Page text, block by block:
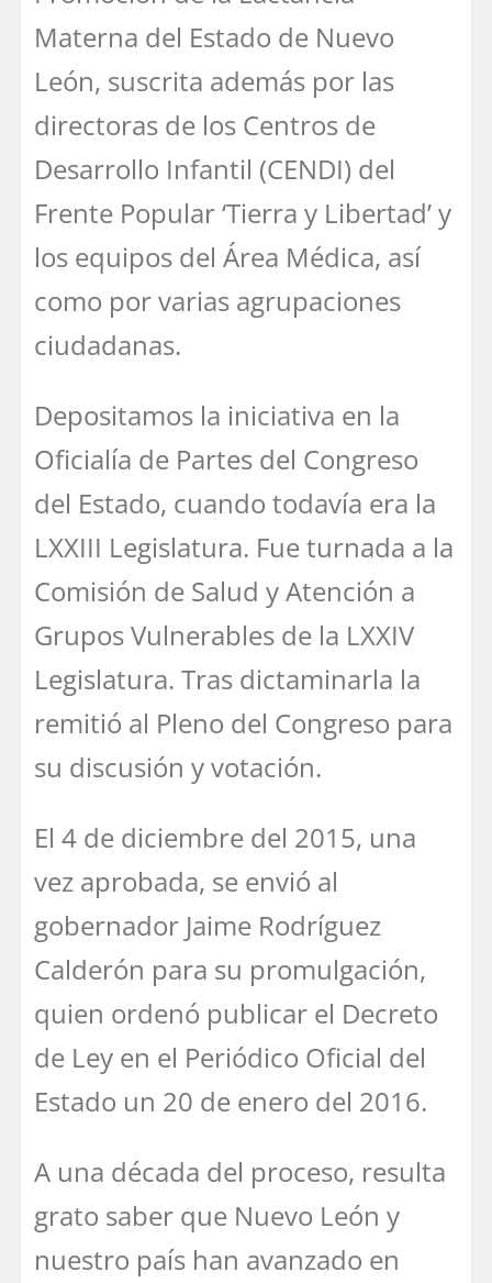
Materna del Estado de Nuevo
León, suscrita además por las
directoras de los Centros de
Desarrollo Infantil (CENDI) del
Frente Popular ‘Tierra y Libertad’ y
los equipos del Área Médica, así
como por varias agrupaciones
ciudadanas.
Depositamos la iniciativa en la
Oficialía de Partes del Congreso
del Estado, cuando todavía era la
LXXIII Legislatura. Fue turnada a la
Comisión de Salud y Atención a
Grupos Vulnerables de la LXXIV
Legislatura. Tras dictaminarla la
remitió al Pleno del Congreso para
su discusión y votación.
El 4 de diciembre del 2015, una
vez aprobada, se envió al
gobernador Jaime Rodríguez
Calderón para su promulgación,
quien ordenó publicar el Decreto
de Ley en el Periódico Oficial del
Estado un 20 de enero del 2016.
A una década del proceso, resulta
grato saber que Nuevo León y
nuestro país han avanzado en